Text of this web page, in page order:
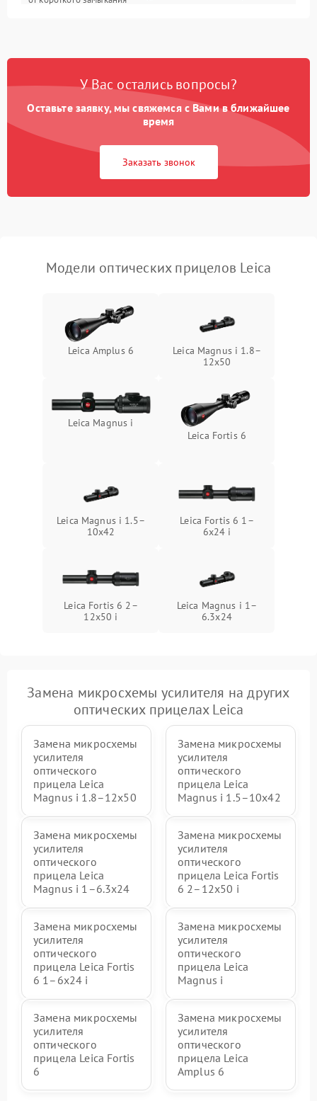
Корпус/Герметичность
Неисправность системы
перенапряжения
1000 ₽ Подробнее →
Неисправность системы
защиты от замыкания
1000 ₽
защиты от перегрева
У Вас остались вопросы?
Оставьте заявку, мы свяжемся с Вами в ближайшее
время
Заказать звонок
Модели оптических прицелов Leica
Leica Amplus 6
Leica Magnus i 1.8–
12x50
Leica Magnus i
Leica Fortis 6
Leica Magnus i 1.5–
10x42
Leica Fortis 6 1–
6x24 i
Leica Fortis 6 2–
12x50 i
Leica Magnus i 1–
6.3x24
Замена микросхемы усилителя на других
оптических прицелах Leica
Замена микросхемы
усилителя
оптического
прицела Leica
Magnus i 1.8–12x50
Замена микросхемы
усилителя
оптического
прицела Leica
Magnus i 1.5–10x42
Замена микросхемы
усилителя
оптического
прицела Leica
Magnus i 1–6.3x24
Замена микросхемы
усилителя
оптического
прицела Leica Fortis
6 2–12x50 i
Замена микросхемы
усилителя
оптического
прицела Leica Fortis
6 1–6x24 i
Замена микросхемы
усилителя
оптического
прицела Leica
Magnus i
Замена микросхемы
усилителя
оптического
прицела Leica Fortis
6
Замена микросхемы
усилителя
оптического
прицела Leica
Amplus 6